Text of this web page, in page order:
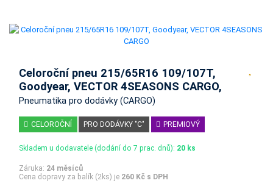
Celoroční pneu 215/65R16 109/107T,
Goodyear, VECTOR 4SEASONS CARGO,
Pneumatika pro dodávky (CARGO)
CELOROČNÍ PRO DODÁVKY "C" PREMIOVÝ
Skladem u dodavatele (dodání do 7 prac. dnů): 20 ks
Záruka: 24 měsíců
Cena dopravy za balík (2ks) je 260 Kč s DPH